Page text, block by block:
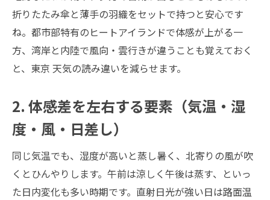
折りたたみ傘と薄手の羽織をセットで持つと安心です
ね。都市部特有のヒートアイランドで体感が上がる一
方、湾岸と内陸で風向・雲行きが違うことも覚えておく
と、東京 天気の読み違いを減らせます。
2. 体感差を左右する要素（気温・湿
度・風・日差し）
同じ気温でも、湿度が高いと蒸し暑く、北寄りの風が吹
くとひんやりします。午前は涼しく午後は蒸す、といっ
た日内変化も多い時期です。直射日光が強い日は路面温